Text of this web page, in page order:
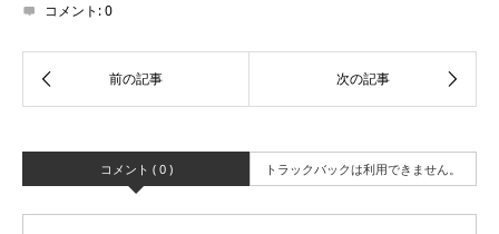
コメント:0
コメント ( 0 ) トラックバックは利用できません。